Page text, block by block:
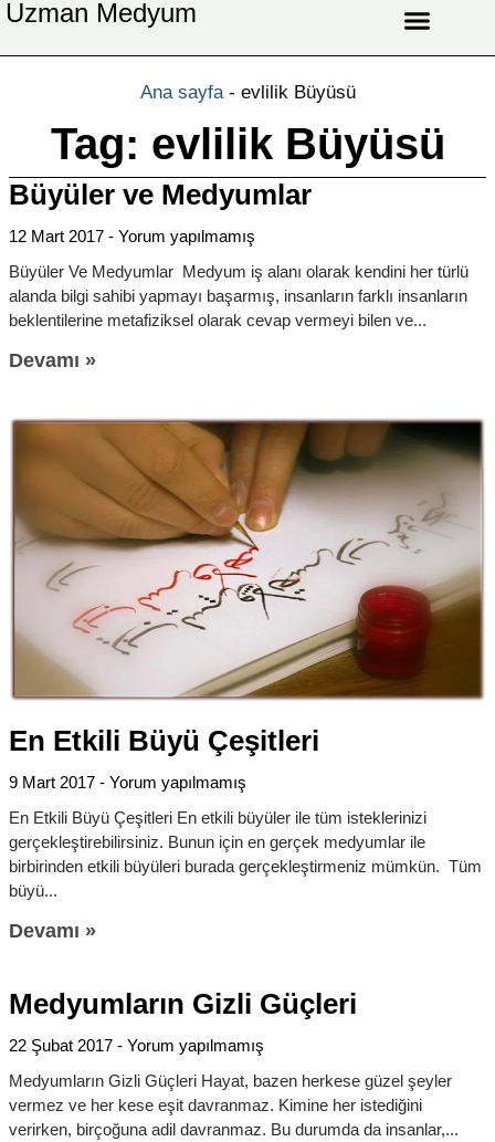
Uzman Medyum
Ana sayfa- evlilik Büyüsü
Tag: evlilik Büyüsü
Büyüler ve Medyumlar
12 Mart 2017
Yorum yapılmamış
Büyüler Ve Medyumlar Medyum iş alanı olarak kendini her türlü
alanda bilgi sahibi yapmayı başarmış, insanların farklı insanların
beklentilerine metafiziksel olarak cevap vermeyi bilen ve
Devamı »
En Etkili Büyü Çeşitleri
9 Mart 2017
Yorum yapılmamış
En Etkili Büyü Çeşitleri En etkili büyüler ile tüm isteklerinizi
gerçekleştirebilirsiniz. Bunun için en gerçek medyumlar ile
birbirinden etkili büyüleri burada gerçekleştirmeniz mümkün. Tüm
büyü
Devamı »
Medyumların Gizli Güçleri
22 Şubat 2017
Yorum yapılmamış
Medyumların Gizli Güçleri Hayat, bazen herkese güzel şeyler
vermez ve her kese eşit davranmaz. Kimine her istediğini
verirken, birçoğuna adil davranmaz. Bu durumda da insanlar,